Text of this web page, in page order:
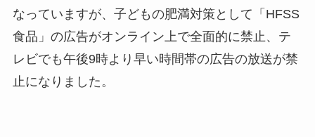
なっていますが、子どもの肥満対策として「HFSS
食品」の広告がオンライン上で全面的に禁止、テ
レビでも午後9時より早い時間帯の広告の放送が禁
止になりました。